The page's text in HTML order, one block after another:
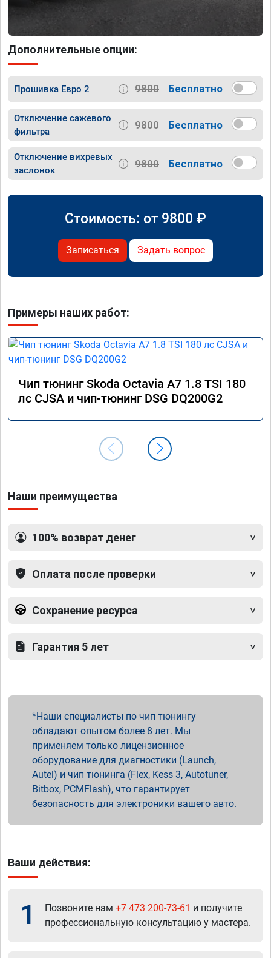
Дополнительные опции:
Прошивка Евро 2 9800 Бесплатно
Отключение сажевого
фильтра
9800 Бесплатно
Отключение вихревых
заслонок
9800 Бесплатно
Стоимость: от 9800 ₽
Записаться Задать вопрос
Примеры наших работ:
Чип тюнинг Skoda Octavia A7 1.8 TSI 180
лс CJSA и чип-тюнинг DSG DQ200G2
Наши преимущества
100% возврат денег
Оплата после проверки
Сохранение ресурса
Гарантия 5 лет
Наши специалисты по чип тюнингу
обладают опытом более 8 лет. Мы
применяем только лицензионное
оборудование для диагностики (Launch,
Autel) и чип тюнинга (Flex, Kess 3, Autotuner,
Bitbox, PCMFlash), что гарантирует
безопасность для электроники вашего авто.
Ваши действия:
1 Позвоните нам +7 473 200-73-61 и получите
профессиональную консультацию у мастера.